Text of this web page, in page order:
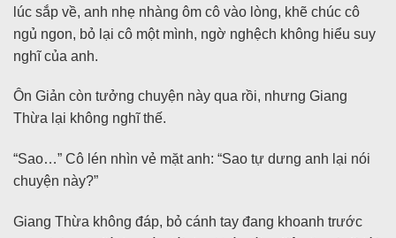
lúc sắp về, anh nhẹ nhàng ôm cô vào lòng, khẽ chúc cô
ngủ ngon, bỏ lại cô một mình, ngờ nghệch không hiểu suy
nghĩ của anh.
Ôn Giản còn tưởng chuyện này qua rồi, nhưng Giang
Thừa lại không nghĩ thế.
“Sao…” Cô lén nhìn vẻ mặt anh: “Sao tự dưng anh lại nói
chuyện này?”
Giang Thừa không đáp, bỏ cánh tay đang khoanh trước